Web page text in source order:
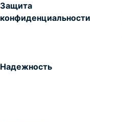
Защита
конфиденциальности
Надежность